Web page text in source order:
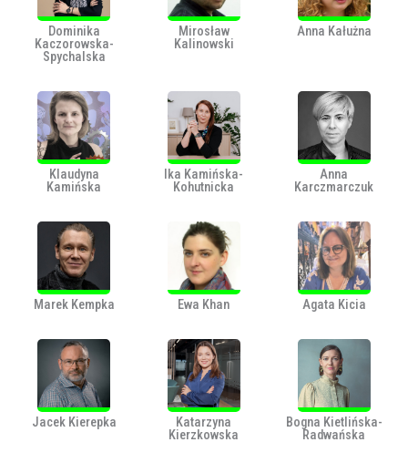
Dominika
Kaczorowska-
Spychalska
Mirosław
Kalinowski
Anna Kałużna
Klaudyna
Kamińska
Ika Kamińska-
Kohutnicka
Anna
Karczmarczuk
Marek Kempka Ewa Khan Agata Kicia
Jacek Kierepka
Katarzyna
Kierzkowska
Bogna Kietlińska-
Radwańska